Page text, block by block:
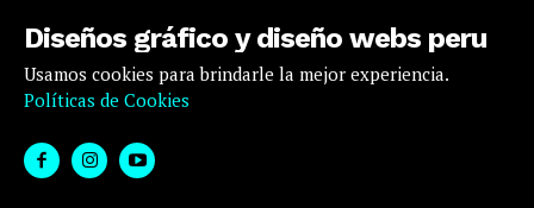
Diseños gráfico y diseño webs peru
Usamos cookies para brindarle la mejor experiencia.
Políticas de Cookies